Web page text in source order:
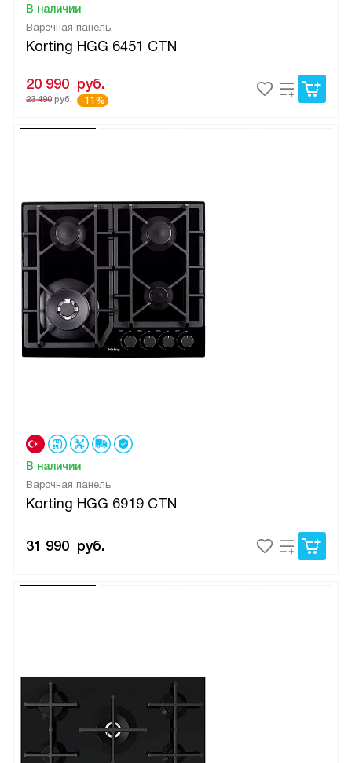
Варочная панель
Korting HGG 6451 CTN
В наличии
20 990 руб.
23 490 руб. -11%
Варочная панель
Korting HGG 6919 CTN
В наличии
31 990 руб.